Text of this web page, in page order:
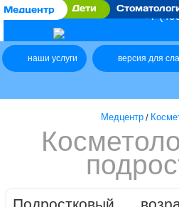
Медцентр Дети
+7
наши услуги версия для
Медцентр /
Подростковый